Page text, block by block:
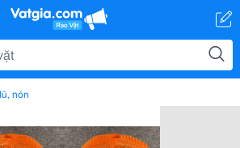
nón